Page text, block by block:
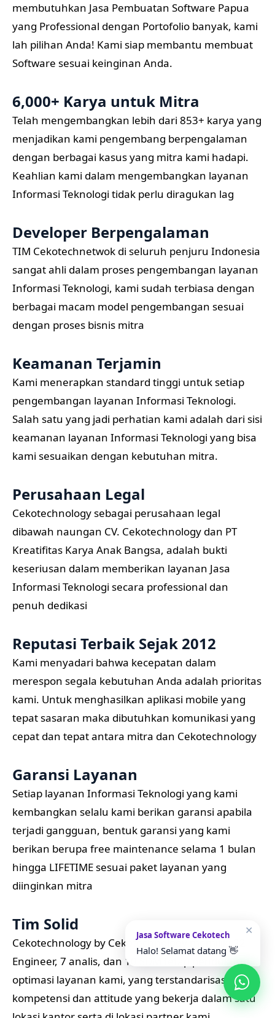
membutuhkan Jasa Pembuatan Software Papua
yang Professional dengan Portofolio banyak, kami
lah pilihan Anda! Kami siap membantu membuat
Software sesuai keinginan Anda.
6,000+ Karya untuk Mitra
Telah mengembangkan lebih dari 853+ karya yang
menjadikan kami pengembang berpengalaman
dengan berbagai kasus yang mitra kami hadapi.
Keahlian kami dalam mengembangkan layanan
Informasi Teknologi tidak perlu diragukan lag
Developer Berpengalaman
TIM Cekotechnetwok di seluruh penjuru Indonesia
sangat ahli dalam proses pengembangan layanan
Informasi Teknologi, kami sudah terbiasa dengan
berbagai macam model pengembangan sesuai
dengan proses bisnis mitra
Keamanan Terjamin
Kami menerapkan standard tinggi untuk setiap
pengembangan layanan Informasi Teknologi.
Salah satu yang jadi perhatian kami adalah dari sisi
keamanan layanan Informasi Teknologi yang bisa
kami sesuaikan dengan kebutuhan mitra.
Perusahaan Legal
Cekotechnology sebagai perusahaan legal
dibawah naungan CV. Cekotechnology dan PT
Kreatifitas Karya Anak Bangsa, adalah bukti
keseriusan dalam memberikan layanan Jasa
Informasi Teknologi secara professional dan
penuh dedikasi
Reputasi Terbaik Sejak 2012
Kami menyadari bahwa kecepatan dalam
merespon segala kebutuhan Anda adalah prioritas
kami. Untuk menghasilkan aplikasi mobile yang
tepat sasaran maka dibutuhkan komunikasi yang
cepat dan tepat antara mitra dan Cekotechnology
Garansi Layanan
Setiap layanan Informasi Teknologi yang kami
kembangkan selalu kami berikan garansi apabila
terjadi gangguan, bentuk garansi yang kami
berikan berupa free maintenance selama 1 bulan
hingga LIFETIME sesuai paket layanan yang
diinginkan mitra
Tim Solid
Cekotechnology by Cekotechnology memiliki 22
Engineer, 7 analis, dan 10 SDM tetap pendukung
optimasi layanan kami, yang terstandarisasi
kompetensi dan attitude yang bekerja dalam satu
✕
Jasa Software Cekotech
Halo! Selamat datang 👋